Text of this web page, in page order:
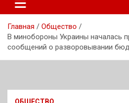
Главная
Общество
В минобороны Украины началась
сообщений о разворовывании